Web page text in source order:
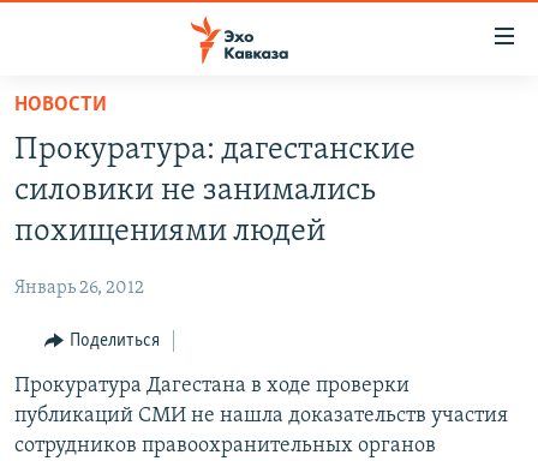
Вернуться
основному
содержанию
главной
навигации
Вернутся
поиску
ТБИЛИСИ
ВЕСЬ КАВКАЗ
СЕВЕРНЫЙ КАВКАЗ
АРМЕНИЯ
АЗЕРБАЙДЖАН
ТЕМЫ
ПОЛИТИКА
ЭКОНОМИКА
РУБРИКИ
НЕКРУГЛЫЙ СТОЛ
МУЛЬТИМЕДИА
НОВОСТИ
Прокуратура: дагестанские
силовики не занимались
похищениями людей
Январь 26, 2012
Поделиться
Прокуратура Дагестана в ходе проверки
публикаций СМИ не нашла доказательств участия
сотрудников правоохранительных органов